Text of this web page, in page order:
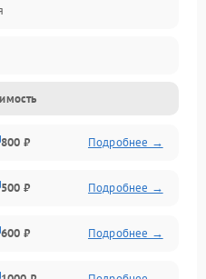
800 ₽ Подробнее →
500 ₽ Подробнее →
600 ₽ Подробнее →